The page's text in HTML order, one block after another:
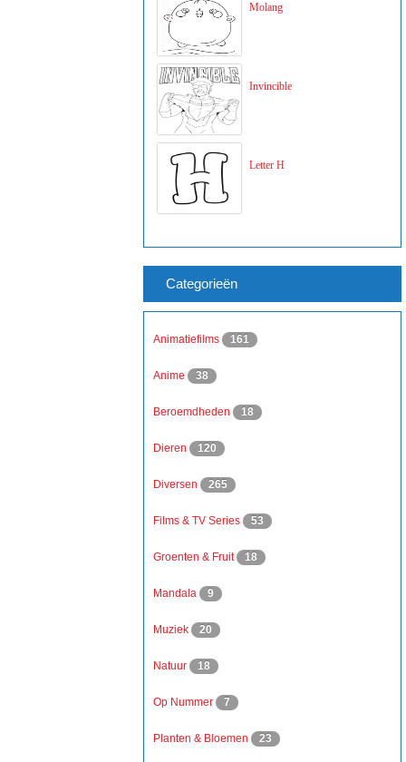
Molang
Invincible
Letter H
Categorieën
Animatiefilms 161
Anime 38
Beroemdheden 18
Dieren 120
Diversen 265
Films & TV Series 53
Groenten & Fruit 18
Mandala 9
Muziek 20
Natuur 18
Op Nummer 7
Planten & Bloemen 23